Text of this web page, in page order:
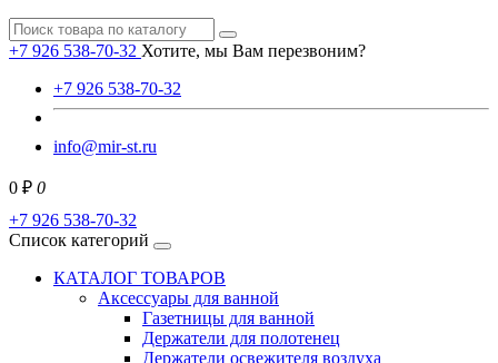
+7 926 538-70-32 Хотите, мы Вам перезвоним?
+7 926 538-70-32
info@mir-st.ru
0 ₽ 0
+7 926 538-70-32
Список категорий
КАТАЛОГ ТОВАРОВ
Аксессуары для ванной
Газетницы для ванной
Держатели для полотенец
Держатели освежителя воздуха